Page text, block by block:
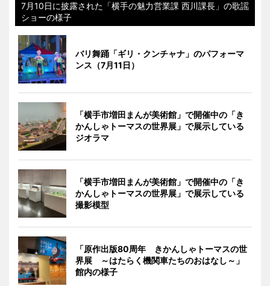
7月10日に披露された「横手の魅力営業課 西川課長」の歌謡
ショーの様子
バリ舞踊「ギリ・クンチャナ」のパフォーマ
ンス（7月11日）
「横手市増田まんが美術館」で開催中の「き
かんしゃトーマスの世界展」で展示している
ジオラマ
「横手市増田まんが美術館」で開催中の「き
かんしゃトーマスの世界展」で展示している
撮影模型
「原作出版80周年 きかんしゃトーマスの世
界展 ～はたらく機関車たちのおはなし～」
館内の様子